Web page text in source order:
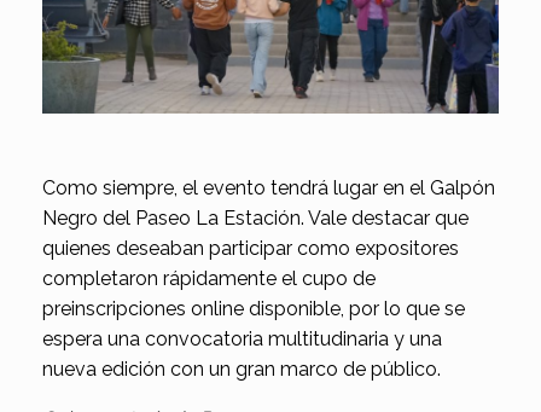
Como siempre, el evento tendrá lugar en el Galpón
Negro del Paseo La Estación. Vale destacar que
quienes deseaban participar como expositores
completaron rápidamente el cupo de
preinscripciones online disponible, por lo que se
espera una convocatoria multitudinaria y una
nueva edición con un gran marco de público.